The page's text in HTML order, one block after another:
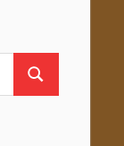
Suchen